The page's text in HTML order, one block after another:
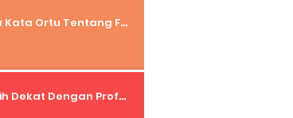
Apa Kata Ortu Tentang Freelancer?
Lebih Dekat Dengan Profesi Pemadam Kebakaran